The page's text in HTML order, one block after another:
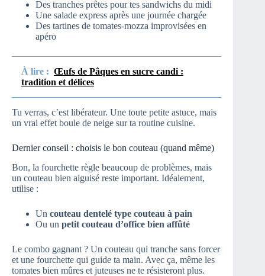
Des tranches prêtes pour tes sandwichs du midi
Une salade express après une journée chargée
Des tartines de tomates-mozza improvisées en
apéro
À lire : Œufs de Pâques en sucre candi :
tradition et délices
Tu verras, c’est libérateur. Une toute petite astuce, mais
un vrai effet boule de neige sur ta routine cuisine.
Dernier conseil : choisis le bon couteau (quand même)
Bon, la fourchette règle beaucoup de problèmes, mais
un couteau bien aiguisé reste important. Idéalement,
utilise :
Un couteau dentelé type couteau à pain
Ou un petit couteau d’office bien affûté
Le combo gagnant ? Un couteau qui tranche sans forcer
et une fourchette qui guide ta main. Avec ça, même les
tomates bien mûres et juteuses ne te résisteront plus.